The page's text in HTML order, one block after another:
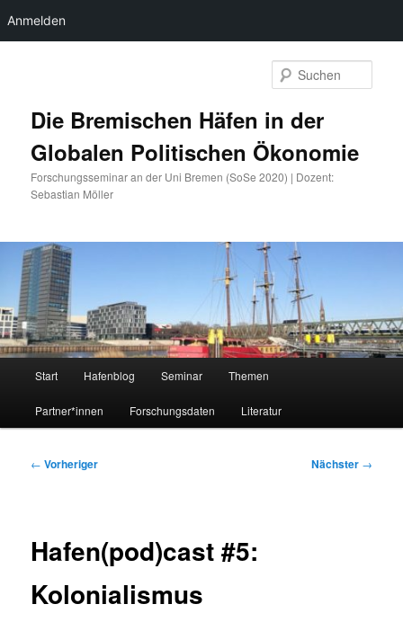
Anmelden
Die Bremischen Häfen in der
Globalen Politischen Ökonomie
Forschungsseminar an der Uni Bremen (SoSe 2020) | Dozent:
Sebastian Möller
Start Hafenblog Seminar Themen
Partner*innen Forschungsdaten Literatur
Beitragsnavigation
← Vorheriger Nächster →
Hafen(pod)cast #5:
Kolonialismus